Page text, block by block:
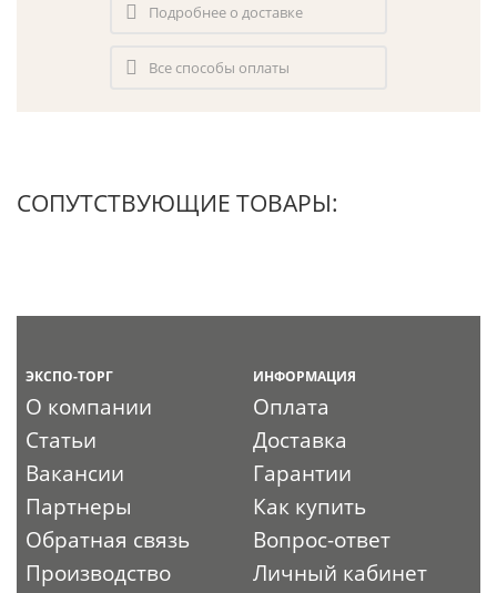
Подробнее о доставке
Все способы оплаты
СОПУТСТВУЮЩИЕ ТОВАРЫ:
ЭКСПО-ТОРГ
О компании
Статьи
Вакансии
Партнеры
Обратная связь
Производство
ИНФОРМАЦИЯ
Оплата
Доставка
Гарантии
Как купить
Вопрос-ответ
Личный кабинет